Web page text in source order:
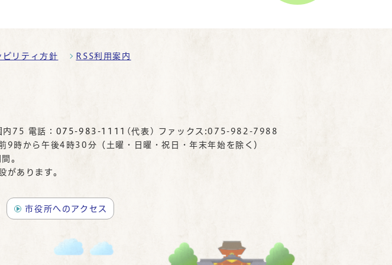
ビリティ方針 RSS利用案内
75 電話： 075-983-1111
(代表) ファックス:075-982-7988
時から午後4時30分（土曜・日曜・祝日・年末年始を除く）
。
があります。
市役所へのアクセス